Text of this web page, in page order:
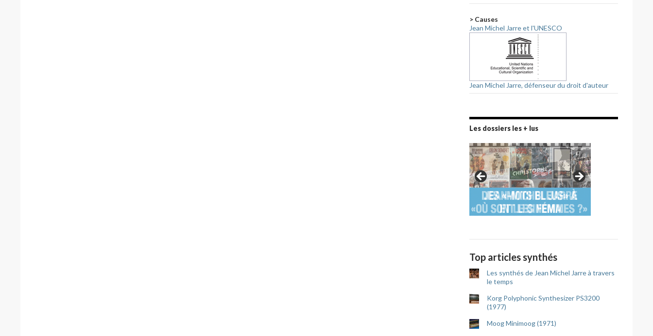
> Causes
Jean Michel Jarre et l'UNESCO
Jean Michel Jarre, défenseur du droit d'auteur
Les dossiers les + lus
Top articles synthés
Les synthés de Jean Michel Jarre à travers
le temps
Korg Polyphonic Synthesizer PS3200
(1977)
Moog Minimoog (1971)